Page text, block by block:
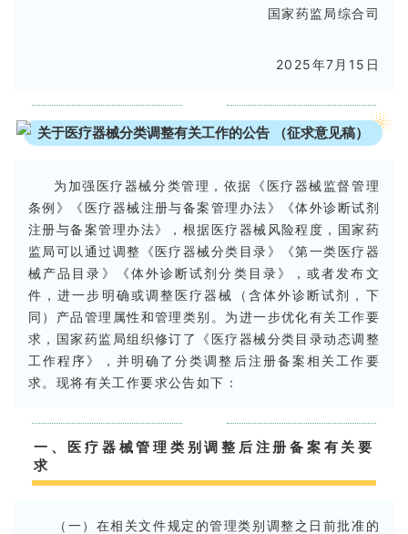
国家药监局综合司
2025年7月15日
关于医疗器械分类调整有关工作的公告 （征求意见稿）
为加强医疗器械分类管理，依据《医疗器械监督管理
条例》《医疗器械注册与备案管理办法》《体外诊断试剂
注册与备案管理办法》，根据医疗器械风险程度，国家药
监局可以通过调整《医疗器械分类目录》《第一类医疗器
械产品目录》《体外诊断试剂分类目录》，或者发布文
件，进一步明确或调整医疗器械（含体外诊断试剂，下
同）产品管理属性和管理类别。为进一步优化有关工作要
求，国家药监局组织修订了《医疗器械分类目录动态调整
工作程序》，并明确了分类调整后注册备案相关工作要
求。现将有关工作要求公告如下：
一、医疗器械管理类别调整后注册备案有关要
求
（一）在相关文件规定的管理类别调整之日前批准的